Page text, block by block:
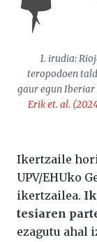
1. irudia:
teropodoen
gaur egun
Eriket. al.
Ikertzaile
UPV/EHUko
ikertzailea.
tesiaren
ezagutu ahal